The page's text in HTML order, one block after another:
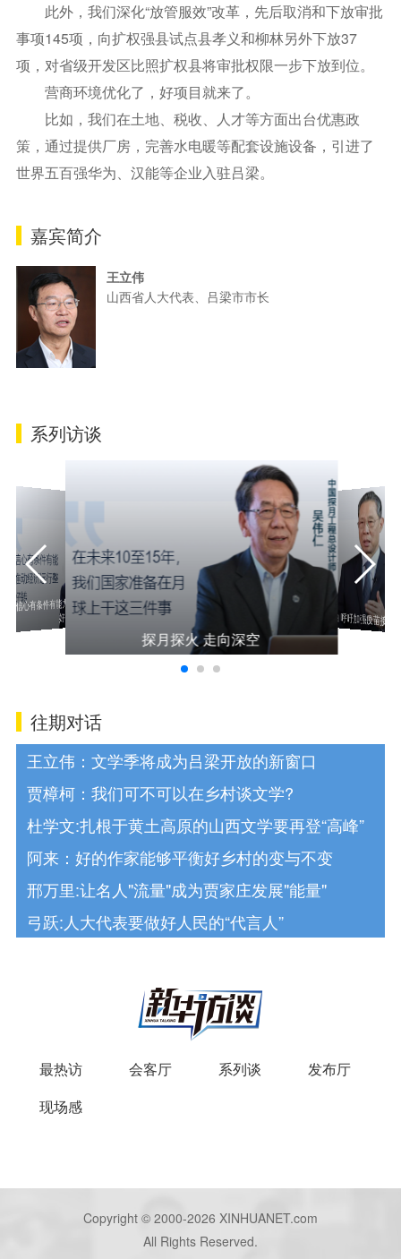
此外，我们深化“放管服效”改革，先后取消和下放审批
事项145项，向扩权强县试点县孝义和柳林另外下放37
项，对省级开发区比照扩权县将审批权限一步下放到位。
营商环境优化了，好项目就来了。
比如，我们在土地、税收、人才等方面出台优惠政
策，通过提供厂房，完善水电暖等配套设施设备，引进了
世界五百强华为、汉能等企业入驻吕梁。
嘉宾简介
王立伟
山西省人大代表、吕梁市市长
系列访谈
有信心有条件有能力推动经济运行整体
好转
探月探火 走向深空
奥密克戎感染不可怕 呼吁加强疫苗接种
往期对话
王立伟：文学季将成为吕梁开放的新窗口
贾樟柯：我们可不可以在乡村谈文学?
杜学文:扎根于黄土高原的山西文学要再登“高峰”
阿来：好的作家能够平衡好乡村的变与不变
邢万里:让名人"流量"成为贾家庄发展"能量"
弓跃:人大代表要做好人民的“代言人”
最热访 会客厅 系列谈
发布厅
现场感
Copyright © 2000-2026 XINHUANET.com
All Rights Reserved.